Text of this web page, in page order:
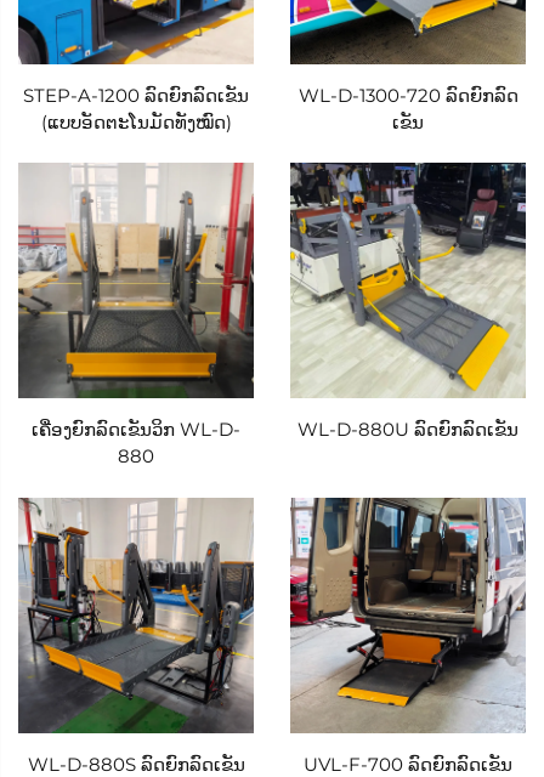
ລົດເມື່ອເກັບ, ໂດຍບໍ່ມີຜົນກະທົບຕໍ່ການອອກແບບພາຍນອກ ຫຼື
ອາກາດພະຍຸຂອງລົດ. ທຸກທາງເລືອກການຕິດຕັ້ງຖືກດຳເນີນ
ການໂດຍຊ່າງຕິດຕັ້ງທີ່ໄດ້ຮັບການຢັ້ງຢືນຈາກ Xindertech,
ຜູ້ທີ່ເຮັດວຽກຢ່າງໃກ້ຊິດກັບຜູ້ຈັດການຝູງຍານພາຫະນະ
ແລະ ເຈົ້າຂອງລົດເພື່ອຮັບປະກັນການຕິດຕັ້ງທີ່ຖືກຕ້ອງຕາມ
ມາດຕະຖານຄວາມປອດໄພ ແລະ ຮັກສາຄວາມແໜ້ນໜາຂອງ
ໂຄງສ້າງລົດ.
ຄຸນລັກສະນະທີ່ສຳຄັນຂອງຊຸດລົງ-ຍົກເຄື່ອນຍ້າຍຜູ້ນັ່ງລົດໄຟ
ຟ້າ Xindertech ແມ່ນການອອກແບບພື້ນທີ່ທີ່ແຂງແຮງ ແລະ
ສອດຄ່ອງກັບຜູ້ໃຊ້, ເຊິ່ງໃຫ້ຄວາມສຳຄັນຕໍ່ຄວາມປອດໄພ
ປະກອບດ້ວຍໂລຫະອັລຢູມິນຽມທີ່ມີຄວາມແຂງແຮງສູງ ແລະ
ດີເລີດ, ຄວາມຕ້ານທານຕໍ່ການກັດກ່ອນ, ແລະ ຄວາມສາມາດ
ໃນການຮັບນ້ຳໜັກຫຼາຍໂດຍບໍ່ເພີ່ມນ້ຳໜັກໃຫ້ລົດ. ດ້ວຍ
ຄວາມສາມາດໃນການຮັບນ້ຳໜັກສູງສຸດ 350 ກິໂລ, ພື້ນທີ່
ສາມາດຮັບນ້ຳໜັກລົດໄຟຟ້າທຸກປະເພດ, ລວມທັງລຸ້ນທີ່
ແຂງແຮງ, ລົດໄຟຟ້າທີ່ມີຖ່ານໄຟໃຫຍ່, ແລະ ລົດໄຟຟ້າທີ່ມີຜູ້ໃຊ້
ພ້ອມອຸປະກອນຊ່ວຍເຄື່ອນຍ້າຍ. ພື້ນຜິວຂອງພື້ນທີ່ຖືກຕິດຕັ້ງ
ດ້ວຍເຄື່ອງໝາຍກັນລື້ນ, ທີ່ຖືກອອກແບບມາເພື່ອໃຫ້ການຈັບ
STEP-A-1200 ລົດຍົກລົດເຂັນ
(ແບບອັດຕະໂນມັດທັງໝົດ)
WL-D-1300-720 ລົດຍົກລົດ
ເຂັນ
ເຄື່ອງຍົກລົດເຂັນວິກ WL-D-
880
WL-D-880U ລົດຍົກລົດເຂັນ
WL-D-880S ລົດຍົກລົດເຂັນ
UVL-F-700 ລົດຍົກລົດເຂັນ